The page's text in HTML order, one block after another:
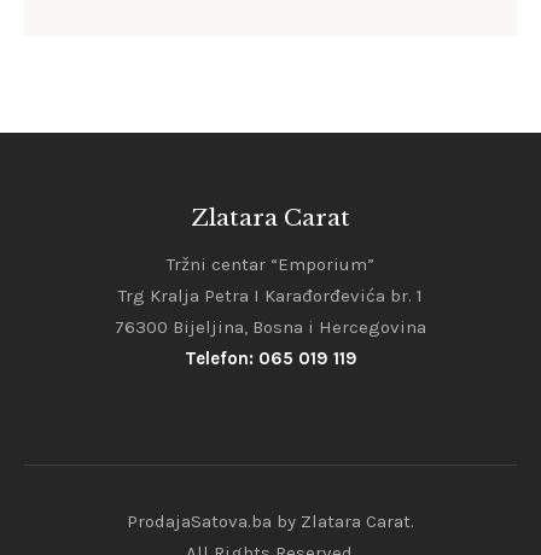
Zlatara Carat
Tržni centar “Emporium”
Trg Kralja Petra I Karađorđevića br. 1
76300 Bijeljina, Bosna i Hercegovina
Telefon: 065 019 119
ProdajaSatova.ba by Zlatara Carat.